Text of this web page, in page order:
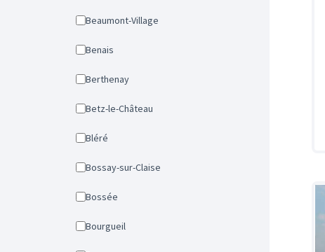
Beaumont-Village
Benais
Berthenay
Betz-le-Château
Bléré
Bossay-sur-Claise
Bossée
Bourgueil